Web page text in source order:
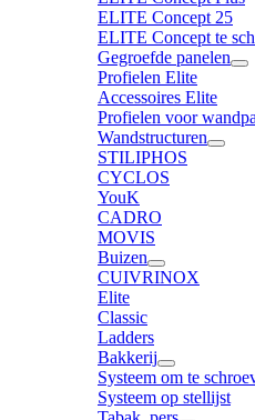
ELITE Concept 25
ELITE Concept te
Gegroefde panelen
Profielen Elite
Accessoires Elite
Profielen voor
Wandstructuren
STILIPHOS
CYCLOS
YouK
CADRO
MOVIS
Buizen
CUIVRINOX
Elite
Classic
Ladders
Bakkerij
Systeem om te
Systeem op stellijst